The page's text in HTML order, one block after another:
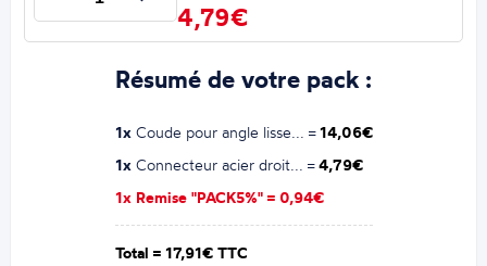
4,79€
Résumé de votre pack :
1xCoude pour angle lisse... =14,06€
1xConnecteur acier droit... =4,79€
1x Remise "PACK5%" = 0,94€
Total = 17,91€ TTC